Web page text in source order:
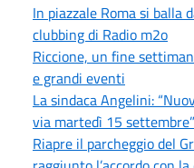
In piazzale Roma si
clubbing di Radio m2o
Riccione, un fine
e grandi eventi
La sindaca Angelini:
via martedì 15 settembre”
Riapre il parcheggio del